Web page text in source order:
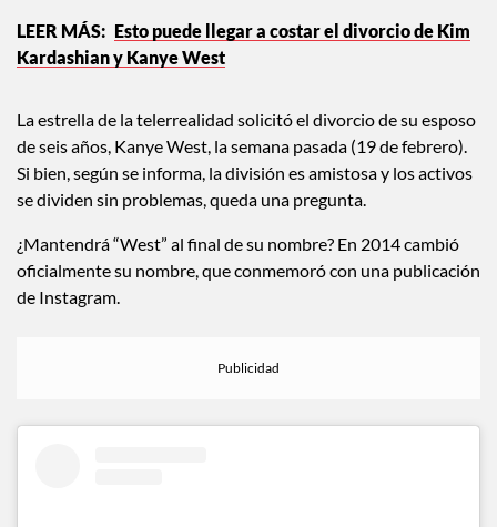
Esto puede llegar a costar el divorcio de Kim
La estrella de la telerrealidad solicitó el divorcio de su esposo
de seis años, Kanye West, la semana pasada (19 de febrero).
Si bien, según se informa, la división es amistosa y los activos
¿Mantendrá “West” al final de su nombre? En 2014 cambió
oficialmente su nombre, que conmemoró con una publicación